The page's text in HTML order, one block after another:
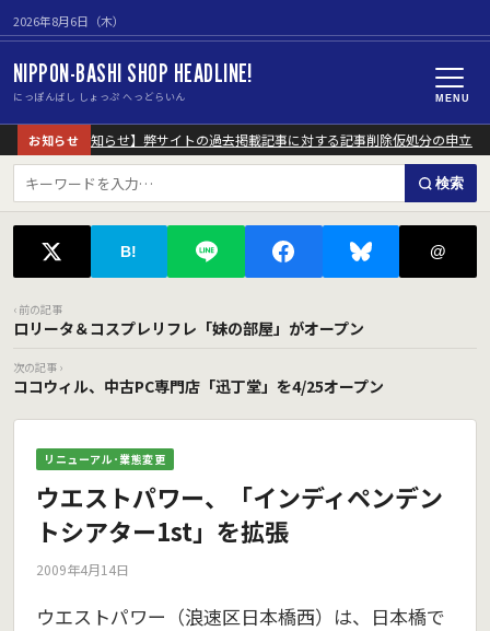
2026年8月6日（木）
NIPPON-BASHI SHOP HEADLINE!
にっぽんばし しょっぷ へっどらいん MENU
お知らせ
【重要なお知らせ】弊サイトの過去掲載記事に対する記事削除仮処分の申立に
検索
B! @
‹ 前の記事
ロリータ＆コスプレリフレ「妹の部屋」がオープン
次の記事 ›
ココウィル、中古PC専門店「迅丁堂」を4/25オープン
リニューアル･業態変更
ウエストパワー、「インディペンデン
トシアター1st」を拡張
2009年4月14日
ウエストパワー（浪速区日本橋西）は、日本橋で